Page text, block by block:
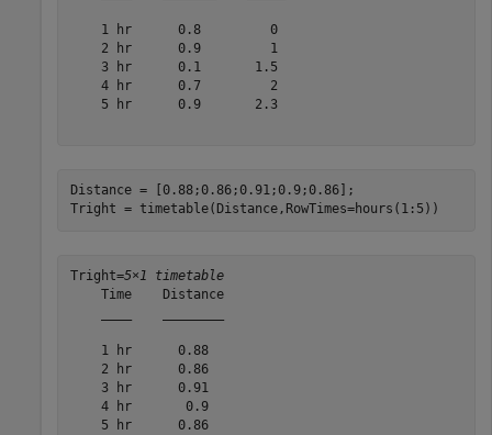
    1 hr      0.8         0
    2 hr      0.9         1
    3 hr      0.1       1.5
    4 hr      0.7         2
    5 hr      0.9       2.3
Distance = [0.88;0.86;0.91;0.9;0.86];
Tright = timetable(Distance,RowTimes=hours(1:5))
Tright=5×1 timetable
    Time    Distance
    1 hr      0.88
    2 hr      0.86
    3 hr      0.91
    4 hr       0.9
    5 hr      0.86